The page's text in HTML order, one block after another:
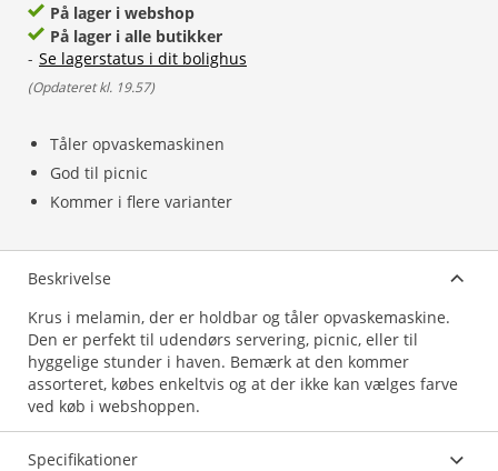
Tåler opvaskemaskinen
God til picnic
Kommer i flere varianter
På lager i webshop
På lager i alle butikker
- Se lagerstatus i dit bolighus
(Opdateret kl. 19.57)
Beskrivelse
Krus i melamin, der er holdbar og tåler opvaskemaskine.
Den er perfekt til udendørs servering, picnic, eller til
hyggelige stunder i haven. Bemærk at den kommer
assorteret, købes enkeltvis og at der ikke kan vælges farve
ved køb i webshoppen.
Specifikationer